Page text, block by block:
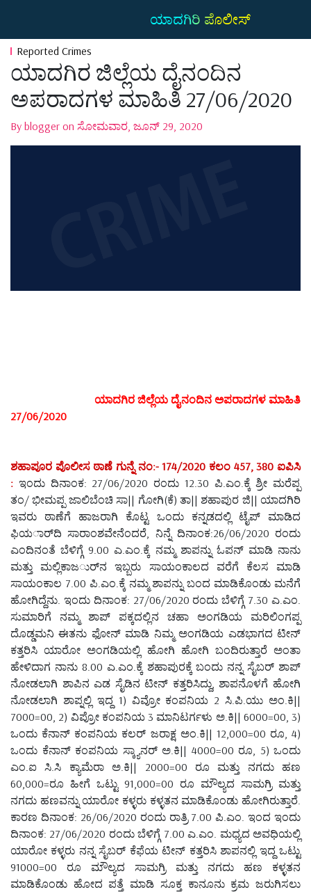
ಯಾದಗಿರಿ ಪೊಲೀಸ್
Reported Crimes
ಯಾದಗಿರ ಜಿಲ್ಲೆಯ ದೈನಂದಿನ
ಅಪರಾದಗಳ ಮಾಹಿತಿ 27/06/2020
By blogger on ಸೋಮವಾರ, ಜೂನ್ 29, 2020
ಯಾದಗಿರ ಜಿಲ್ಲೆಯ ದೈನಂದಿನ ಅಪರಾದಗಳ ಮಾಹಿತಿ
27/06/2020
ಶಹಾಪೂರ ಪೊಲೀಸ ಠಾಣೆ ಗುನ್ನೆ ನಂ:- 174/2020 ಕಲಂ 457, 380 ಐಪಿಸಿ
: ಇಂದು ದಿನಾಂಕ: 27/06/2020 ರಂದು 12.30 ಪಿ.ಎಂ.ಕ್ಕೆ ಶ್ರೀ ಮರೆಪ್ಪ
ತಂ/ ಭೀಮಪ್ಪ ಜಾಲಿಬೆಂಚಿ ಸಾ|| ಗೋಗಿ(ಕೆ) ತಾ|| ಶಹಾಪುರ ಜಿ|| ಯಾದಗಿರಿ
ಇವರು ಠಾಣೆಗೆ ಹಾಜರಾಗಿ ಕೊಟ್ಟ ಒಂದು ಕನ್ನಡದಲ್ಲಿ ಟೈಪ್ ಮಾಡಿದ
ಫಿಯರ್ಾದಿ ಸಾರಾಂಶವೇನೆಂದರೆ, ನಿನ್ನೆ ದಿನಾಂಕ:26/06/2020 ರಂದು
ಎಂದಿನಂತೆ ಬೆಳಿಗ್ಗೆ 9.00 ಎ.ಎಂ.ಕ್ಕೆ ನಮ್ಮ ಶಾಪನ್ನು ಓಪನ್ ಮಾಡಿ ನಾನು
ಮತ್ತು ಮಲ್ಲಿಕಾಜರ್ುನ ಇಬ್ಬರು ಸಾಯಂಕಾಲದ ವರೆಗೆ ಕೆಲಸ ಮಾಡಿ
ಸಾಯಂಕಾಲ 7.00 ಪಿ.ಎಂ.ಕ್ಕೆ ನಮ್ಮ ಶಾಪನ್ನು ಬಂದ ಮಾಡಿಕೊಂಡು ಮನೆಗೆ
ಹೋಗಿದ್ದೆನು. ಇಂದು ದಿನಾಂಕ: 27/06/2020 ರಂದು ಬೆಳಿಗ್ಗೆ 7.30 ಎ.ಎಂ.
ಸುಮಾರಿಗೆ ನಮ್ಮ ಶಾಪ್ ಪಕ್ಕದಲ್ಲಿನ ಚಹಾ ಅಂಗಡಿಯ ಮರಿಲಿಂಗಪ್ಪ
ದೊಡ್ಡಮನಿ ಈತನು ಫೋನ್ ಮಾಡಿ ನಿಮ್ಮ ಅಂಗಡಿಯ ಎಡಭಾಗದ ಟೀನ್
ಕತ್ತರಿಸಿ ಯಾರೋ ಅಂಗಡಿಯಲ್ಲಿ ಹೋಗಿ ಹೋಗಿ ಬಂದಿರುತ್ತಾರೆ ಅಂತಾ
ಹೇಳಿದಾಗ ನಾನು 8.00 ಎ.ಎಂ.ಕ್ಕೆ ಶಹಾಪುರಕ್ಕೆ ಬಂದು ನನ್ನ ಸೈಬರ್ ಶಾಪ್
ನೋಡಲಾಗಿ ಶಾಪಿನ ಎಡ ಸೈಡಿನ ಟೀನ್ ಕತ್ತರಿಸಿದ್ದು, ಶಾಪನೊಳಗೆ ಹೋಗಿ
ನೋಡಲಾಗಿ ಶಾಪ್ನಲ್ಲಿ ಇದ್ದ 1) ವಿವ್ರೋ ಕಂಪನಿಯ 2 ಸಿ.ಪಿ.ಯು ಅಂ.ಕಿ||
7000=00, 2) ವಿಪ್ರೋ ಕಂಪನಿಯ 3 ಮಾನಿಟರ್ಗಳು ಅ.ಕಿ|| 6000=00, 3)
ಒಂದು ಕೆನಾನ್ ಕಂಪನಿಯ ಕಲರ್ ಜರಾಕ್ಷ ಅಂ.ಕಿ|| 12,000=00 ರೂ, 4)
ಒಂದು ಕೆನಾನ್ ಕಂಪನಿಯ ಸ್ಕ್ಯಾನರ್ ಅ.ಕಿ|| 4000=00 ರೂ, 5) ಒಂದು
ಎಂ.ಐ ಸಿ.ಸಿ ಕ್ಯಾಮೆರಾ ಅ.ಕಿ|| 2000=00 ರೂ ಮತ್ತು ನಗದು ಹಣ
60,000=ರೂ ಹೀಗೆ ಒಟ್ಟು 91,000=00 ರೂ ಮೌಲ್ಯದ ಸಾಮಗ್ರಿ ಮತ್ತು
ನಗದು ಹಣವನ್ನು ಯಾರೋ ಕಳ್ಳರು ಕಳ್ಳತನ ಮಾಡಿಕೊಂಡು ಹೋಗಿರುತ್ತಾರೆ.
ಕಾರಣ ದಿನಾಂಕ: 26/06/2020 ರಂದು ರಾತ್ರಿ 7.00 ಪಿ.ಎಂ. ಇಂದ ಇಂದು
ದಿನಾಂಕ: 27/06/2020 ರಂದು ಬೆಳಿಗ್ಗೆ 7.00 ಎ.ಎಂ. ಮಧ್ಯದ ಅವಧಿಯಲ್ಲಿ
ಯಾರೋ ಕಳ್ಳರು ನನ್ನ ಸೈಬರ್ ಕೆಫೆಯ ಟೀನ್ ಕತ್ತರಿಸಿ ಶಾಪನಲ್ಲಿ ಇದ್ದ ಒಟ್ಟು
91000=00 ರೂ ಮೌಲ್ಯದ ಸಾಮಗ್ರಿ ಮತ್ತು ನಗದು ಹಣ ಕಳ್ಳತನ
ಮಾಡಿಕೊಂಡು ಹೋದ ಪತ್ತೆ ಮಾಡಿ ಸೂಕ್ತ ಕಾನೂನು ಕ್ರಮ ಜರುಗಿಸಲು